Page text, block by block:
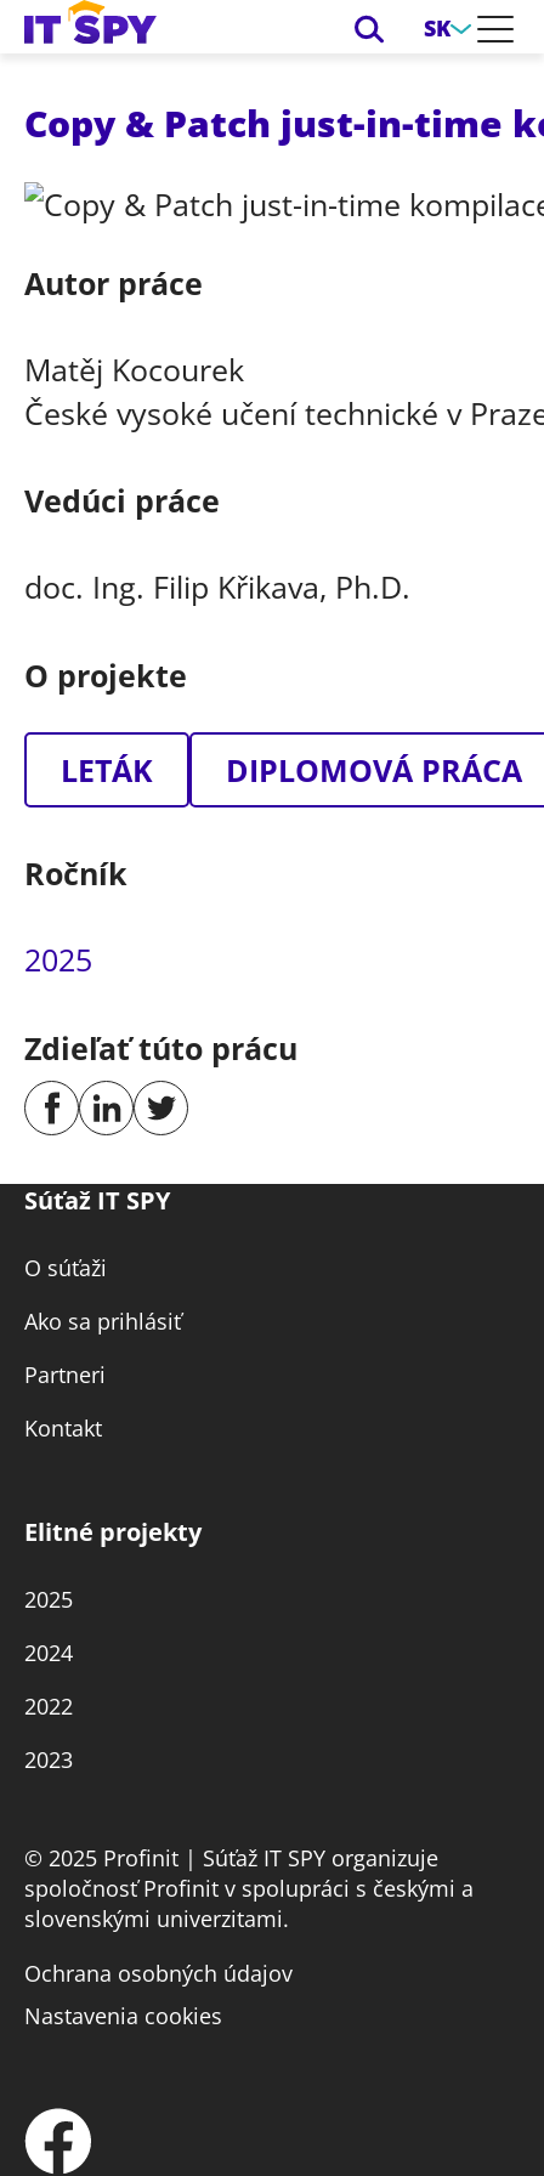
SK
Copy & Patch just-in-time
Autor práce
Matěj Kocourek
České vysoké učení technické v
Vedúci práce
doc. Ing. Filip Křikava, Ph.D.
O projekte
LETÁK DIPLOMOVÁ PRÁCA
Ročník
2025
Zdieľať túto prácu
Súťaž IT SPY
O súťaži
Ako sa prihlásiť
Partneri
Kontakt
Elitné projekty
2025
2024
2022
2023
© 2025 Profinit | Súťaž IT SPY organizuje
spoločnosť Profinit v spolupráci s českými a
slovenskými univerzitami.
Ochrana osobných údajov
Nastavenia cookies